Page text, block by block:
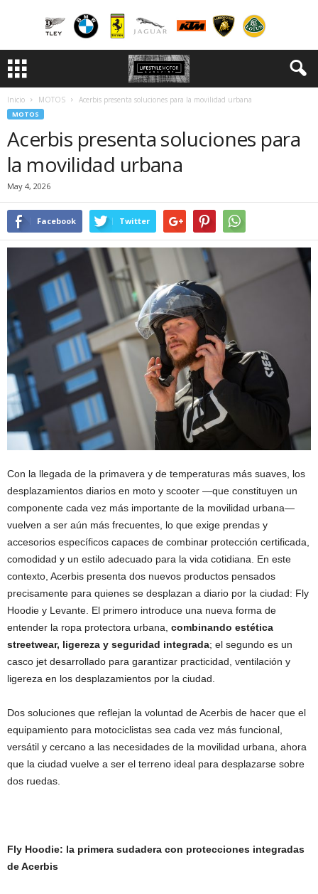
Inicio MOTOS Acerbis presenta soluciones para la movilidad urbana
MOTOS
Acerbis presenta soluciones para
la movilidad urbana
May 4, 2026
Facebook Twitter
Con la llegada de la primavera y de temperaturas más suaves, los
desplazamientos diarios en moto y scooter —que constituyen un
componente cada vez más importante de la movilidad urbana—
vuelven a ser aún más frecuentes, lo que exige prendas y
accesorios específicos capaces de combinar protección certificada,
comodidad y un estilo adecuado para la vida cotidiana. En este
contexto, Acerbis presenta dos nuevos productos pensados
precisamente para quienes se desplazan a diario por la ciudad: Fly
Hoodie y Levante. El primero introduce una nueva forma de
entender la ropa protectora urbana, combinando estética
streetwear, ligereza y seguridad integrada; el segundo es un
casco jet desarrollado para garantizar practicidad, ventilación y
ligereza en los desplazamientos por la ciudad.
Dos soluciones que reflejan la voluntad de Acerbis de hacer que el
equipamiento para motociclistas sea cada vez más funcional,
versátil y cercano a las necesidades de la movilidad urbana, ahora
que la ciudad vuelve a ser el terreno ideal para desplazarse sobre
dos ruedas.
Fly Hoodie: la primera sudadera con protecciones integradas
de Acerbis